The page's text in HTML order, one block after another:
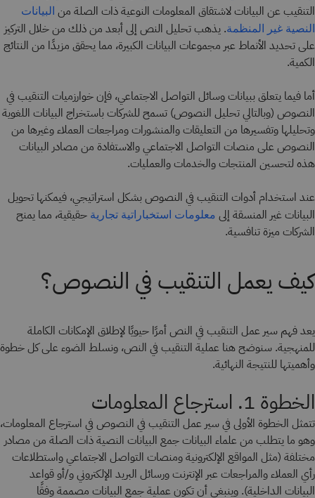
التنقيب عن البيانات لاشتقاق المعلومات النوعية ذات الصلة من البيانات
النصية غير المنظمة. يذهب تحليل النص إلى أبعد من ذلك من خلال التركيز
على تحديد الأنماط عبر مجموعات البيانات الكبيرة، مما يحقق مزيدًا من النتائج
الكمية.
أما فيما يتعلق ببيانات وسائل التواصل الاجتماعي، فإن خوارزميات التنقيب في
النصوص (وبالتالي تحليل النصوص) تسمح للشركات باستخراج البيانات اللغوية
وتحليلها وتفسيرها من التعليقات والمنشورات ومراجعات العملاء وغيرها من
النصوص على منصات التواصل الاجتماعي والاستفادة من مصادر البيانات
هذه لتحسين المنتجات والخدمات والعمليات.
عند استخدام أدوات التنقيب في النصوص بشكل استراتيجي، فيمكنها تحويل
البيانات غير المنسقة إلى معلومات استخباراتية تجارية حقيقية، مما يمنح
الشركات ميزة تنافسية.
كيف يعمل التنقيب في النصوص؟
يعد فهم سير عمل التنقيب في النص أمرًا حيويًا لإطلاق الإمكانات الكاملة
للمنهجية. سنوضح هنا عملية التنقيب في النص، ونسلط الضوء على كل خطوة
وأهميتها للنتيجة النهائية.
الخطوة 1. استرجاع المعلومات
تتمثل الخطوة الأولى في سير عمل التنقيب في النصوص في استرجاع المعلومات،
وهو ما يتطلب من علماء البيانات جمع البيانات النصية ذات الصلة من مصادر
مختلفة (مثل المواقع الإلكترونية ومنصات التواصل الاجتماعي واستطلاعات
رأي العملاء والمراجعات عبر الإنترنت ورسائل البريد الإلكتروني و/أو قواعد
البيانات الداخلية). وينبغي أن تكون عملية جمع البيانات مصممة وفقًا